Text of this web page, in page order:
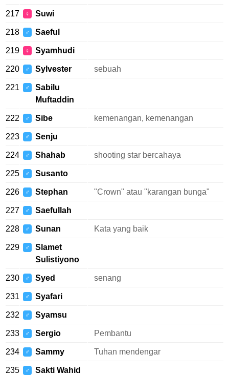
217 ♀ Suwi
218 ♂ Saeful
219 ♀ Syamhudi
220 ♂ Sylvester sebuah
221 ♂
Sabilu
Muftaddin
222 ♂ Sibe kemenangan, kemenangan
223 ♂ Senju
224 ♂ Shahab shooting star bercahaya
225 ♂ Susanto
226 ♂ Stephan "Crown" atau "karangan bunga"
227 ♂ Saefullah
228 ♂ Sunan Kata yang baik
229 ♂
Slamet
Sulistiyono
230 ♂ Syed senang
231 ♂ Syafari
232 ♂ Syamsu
233 ♂ Sergio Pembantu
234 ♂ Sammy Tuhan mendengar
235 ♂ Sakti Wahid